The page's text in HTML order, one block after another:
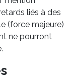
liés à des
(force majeure)
ne pourront